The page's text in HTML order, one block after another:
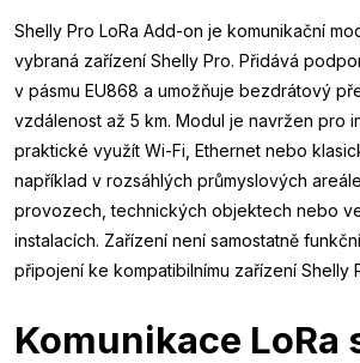
Shelly Pro LoRa Add-on je komunikační
vybraná zařízení Shelly Pro. Přidává
v pásmu EU868 a umožňuje bezdrátový
vzdálenost až 5 km. Modul je navržen pro
praktické využít Wi-Fi, Ethernet nebo
například v rozsáhlých průmyslových
provozech, technických objektech nebo
instalacích. Zařízení není samostatně
připojení ke kompatibilnímu zařízení Shelly
Komunikace LoRa